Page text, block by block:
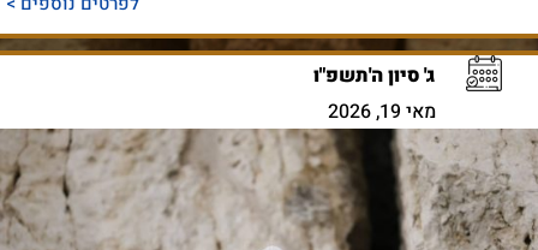
ג' סיון ה'תשפ"ו
מאי 19, 2026